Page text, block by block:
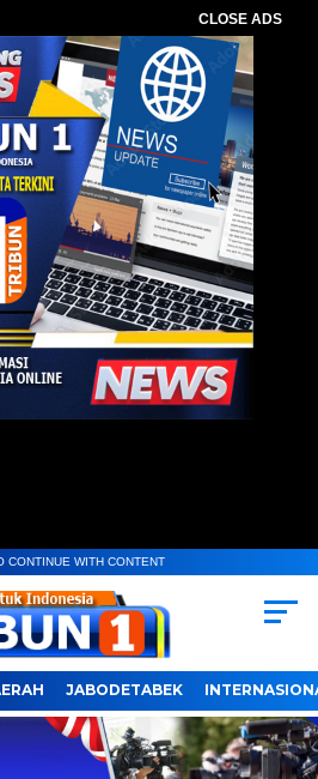
CLOSE ADS
CONTINUE WITH CONTENT
JABODETABEK